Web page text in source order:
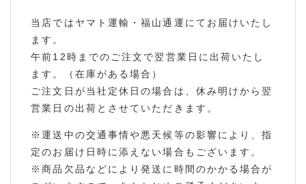
当店ではヤマト運輸・福山通運にてお届けいたし
ます。
午前12時までのご注文で翌営業日に出荷いたし
ます。（在庫がある場合）
ご注文日が当社定休日の場合は、休み明けから翌
営業日の出荷とさせていただきます。
※運送中の交通事情や悪天候等の影響により、指
定のお届け日時に添えない場合もございます。
※商品欠品などにより発送に時間のかかる場合が